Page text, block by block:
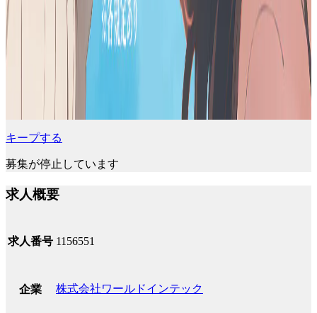
キープする
募集が停止しています
求人概要
求人番号 1156551
企業 株式会社ワールドインテック